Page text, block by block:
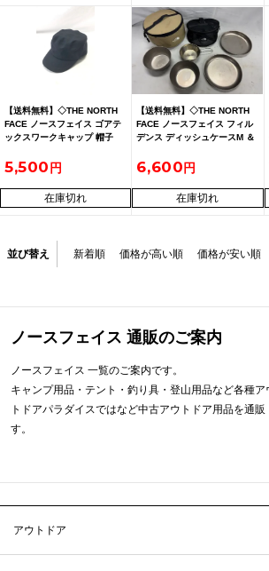
【送料無料】◇THE NORTH
FACE ノースフェイス ゴアテ
ックスワークキャップ 帽子
タグ付き
5,500
在庫切れ
【送料無料】◇THE NORTH
FACE ノースフェイス フィル
デンス ディッシュケースM ＆
など おまとめ
6,600
在庫切れ
並び替え 新着順 価格が高い順 価格が安い順
ノースフェイス 通販のご案内
ノースフェイス 一覧のご案内です。
キャンプ用品・テント・釣り具・登山用品など各種
トドアパラダイスではなど中古アウトドア用品を通販
す。
アウトドア